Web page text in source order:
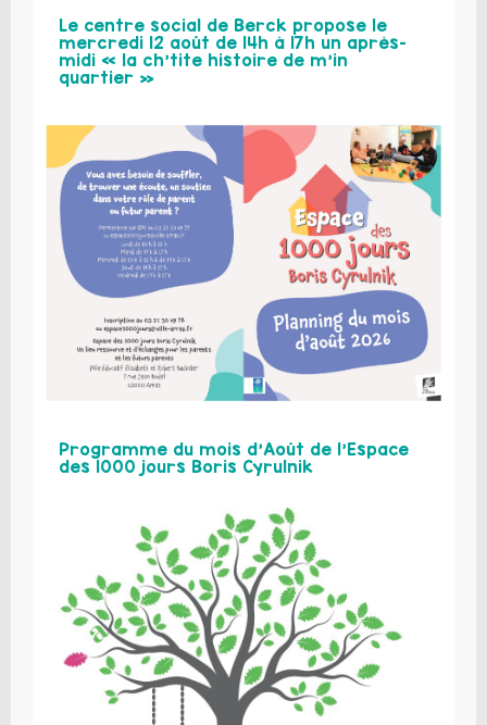
Le centre social de Berck propose le
mercredi 12 août de 14h à 17h un après-
midi « la ch’tite histoire de m’in
quartier »
Programme du mois d’Août de l’Espace
des 1000 jours Boris Cyrulnik